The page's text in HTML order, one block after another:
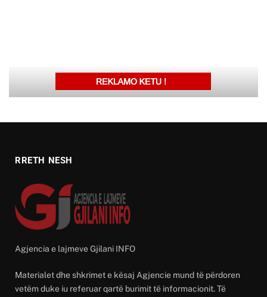
RRETH NESH
Agjencia e lajmeve Gjilani INFO
Materialet dhe shkrimet e kësaj Agjencie mund të përdoren
vetëm duke iu referuar qartë burimit të informacionit. Të